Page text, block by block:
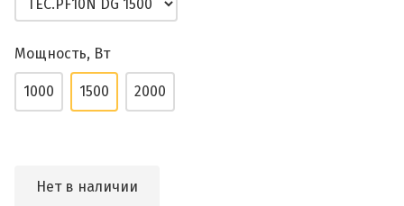
Мощность, Вт
1000 1500 2000
Нет в наличии